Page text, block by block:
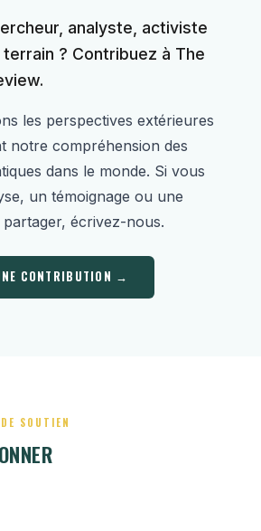
analyste, activiste
? Contribuez à The
les perspectives extérieures
notre compréhension des
dans le monde. Si vous
un témoignage ou une
partager, écrivez-nous.
CONTRIBUTION →
SOUTIEN